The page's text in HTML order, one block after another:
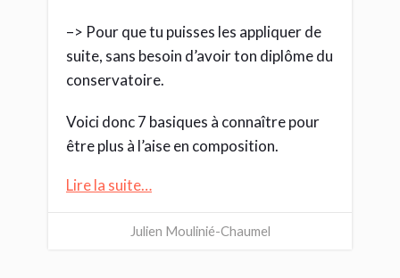
–> Pour que tu puisses les appliquer de
suite, sans besoin d’avoir ton diplôme du
conservatoire.
Voici donc 7 basiques à connaître pour
être plus à l’aise en composition.
Lire la suite…
Julien Moulinié-Chaumel